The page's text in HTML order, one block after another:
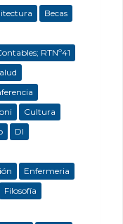
Becas
RTNº41
Cultura
DI
Enfermeria
Filosofía